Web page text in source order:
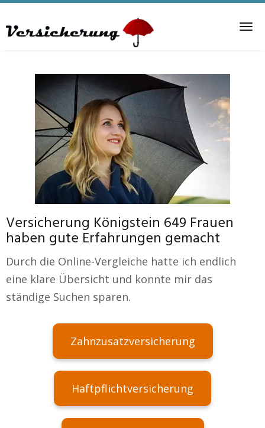
to
Versicherung Königstein 649 Frauen
haben gute Erfahrungen gemacht
Durch die Online-Vergleiche hatte ich endlich
eine klare Übersicht und konnte mir das
ständige Suchen sparen.
Zahnzusatzversicherung
Haftpflichtversicherung